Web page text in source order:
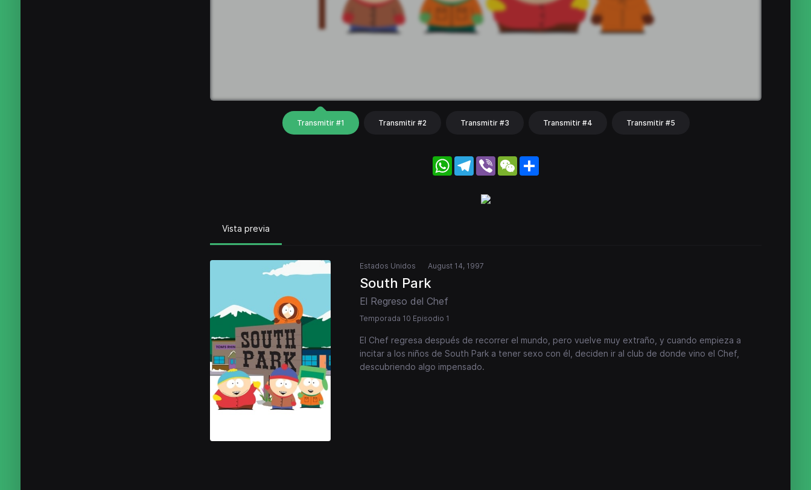
Transmitir #1 Transmitir #2 Transmitir #3 Transmitir #4 Transmitir #5
WhatsApp
Telegram
Viber WeChat
Vista previa
Estados Unidos August 14, 1997
South Park
El Regreso del Chef
Temporada 10 Episodio 1
El Chef regresa después de recorrer el mundo, pero vuelve muy extraño, y cuando empieza a
incitar a los niños de South Park a tener sexo con él, deciden ir al club de donde vino el Chef,
descubriendo algo impensado.